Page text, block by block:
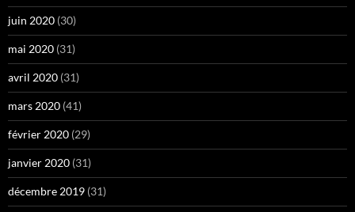
juin 2020 (30)
mai 2020 (31)
avril 2020 (31)
mars 2020 (41)
février 2020 (29)
janvier 2020 (31)
décembre 2019 (31)